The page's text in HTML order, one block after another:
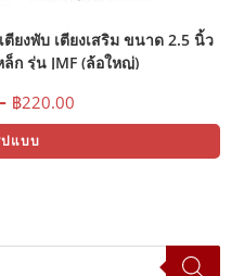
ยงพับ เตียงเสริม ขนาด 2.5 นิ้ว
ล็ก รุ่น JMF (ล้อใหญ่)
฿220.00Price
range:
through
ปแบบ
has
be